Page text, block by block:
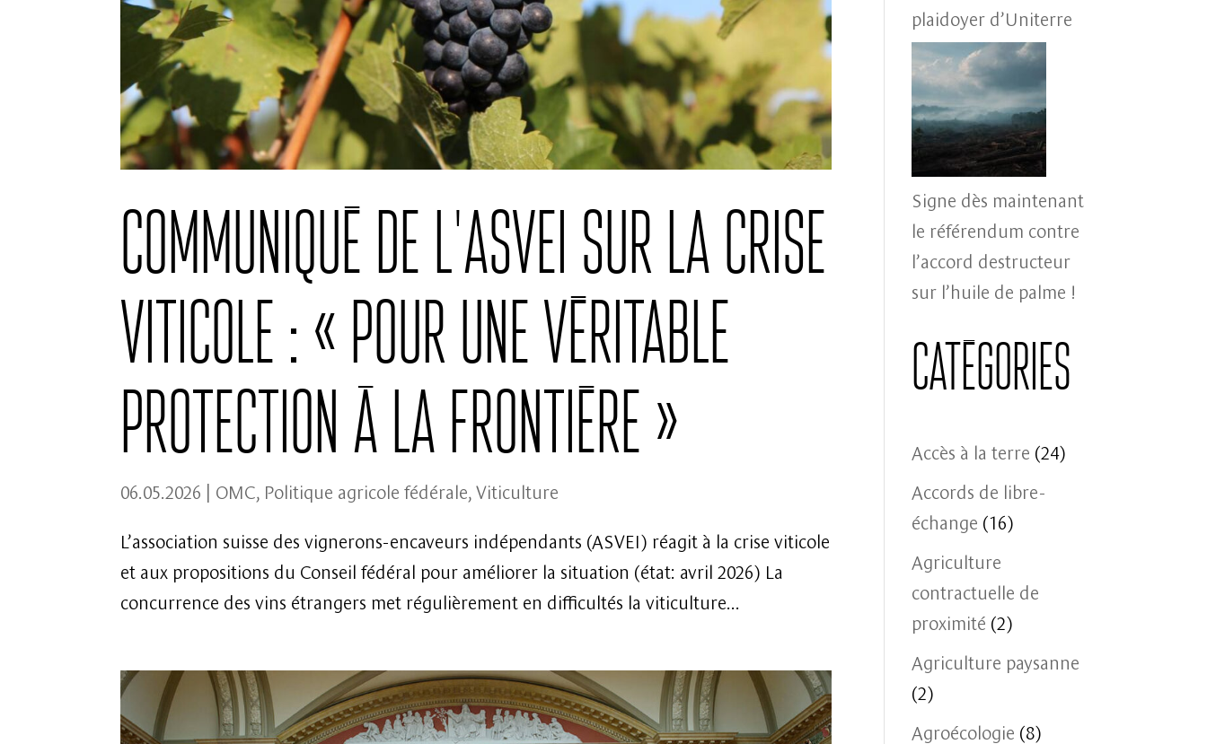
Communiqué de l’ASVEI sur la crise
viticole : « Pour une véritable
protection à la frontière »
06.05.2026 | OMC, Politique agricole fédérale,Viticulture
L’association suisse des vignerons-encaveurs indépendants (ASVEI) réagit à la crise viticole
et aux propositions du Conseil fédéral pour améliorer la situation (état: avril 2026) La
concurrence des vins étrangers met régulièrement en difficultés la viticulture...
plaidoyer d’Uniterre
Signe dès maintenant
le référendum contre
l’accord destructeur
sur l’huile de palme !
Catégories
Accès à la terre (24)
Accords de libre-
échange (16)
Agriculture
contractuelle de
proximité (2)
Agriculture paysanne
(2)
Agroécologie (8)